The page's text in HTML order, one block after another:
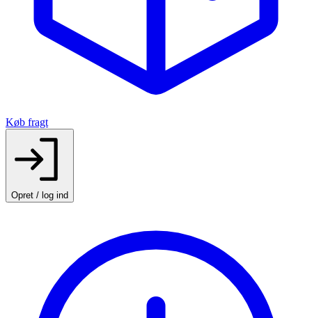
Køb fragt
Opret / log ind